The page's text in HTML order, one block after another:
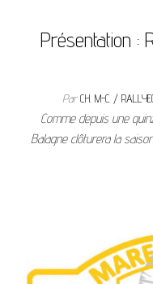
Présentation :
ParCH. M-C /
Comme depuis une
Balagne clôturera la